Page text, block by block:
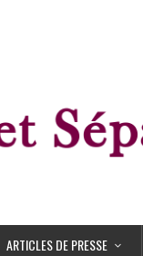
ARTICLES DE PRESSE